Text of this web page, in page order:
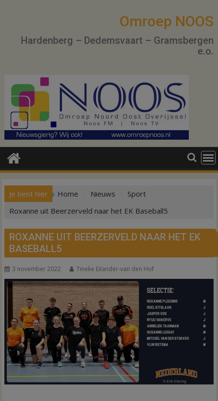
Omroep NOOS
Hardenberg – Dedemsvaart – Gramsbergen
e.o.
Je bent hier Home Nieuws
Sport
Roxanne uit Beerzerveld naar het EK Baseball5
ROXANNE UIT BEERZERVELD NAAR HET EK
BASEBALL5
3 november 2022 Tineke Eilander-van den Hof